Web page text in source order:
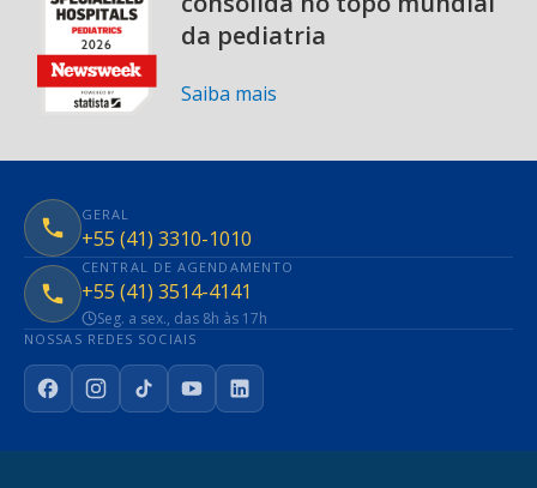
da pediatria
Saiba mais
GERAL
+55 (41) 3310-1010
CENTRAL DE AGENDAMENTO
+55 (41) 3514-4141
Seg. a sex., das 8h às 17h
NOSSAS REDES SOCIAIS
FacebookInstagram
TikTokYouTubeLinkedIn